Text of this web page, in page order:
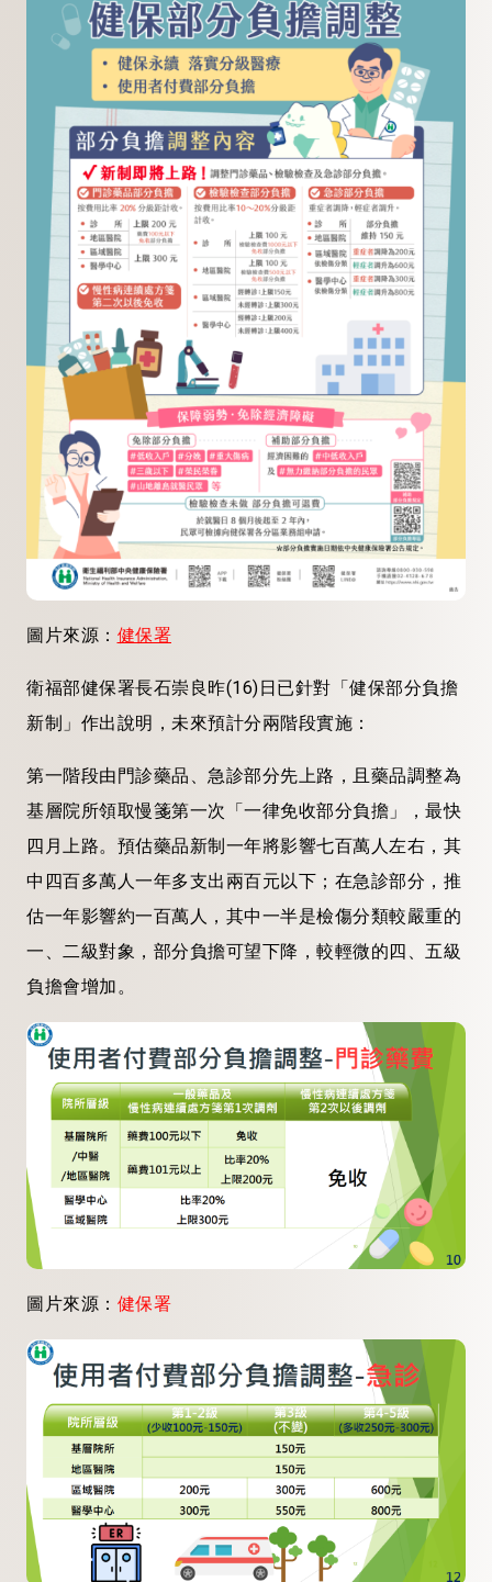
圖片來源： 健保署
衛福部健保署長石崇良昨(16)日已針對「健保部分負擔
新制」作出說明，未來預計分兩階段實施：
第一階段由門診藥品、急診部分先上路，且藥品調整為
基層院所領取慢箋第一次「一律免收部分負擔」，最快
四月上路。預估藥品新制一年將影響七百萬人左右，其
中四百多萬人一年多支出兩百元以下；在急診部分，推
估一年影響約一百萬人，其中一半是檢傷分類較嚴重的
一、二級對象，部分負擔可望下降，較輕微的四、五級
負擔會增加。
圖片來源： 健保署